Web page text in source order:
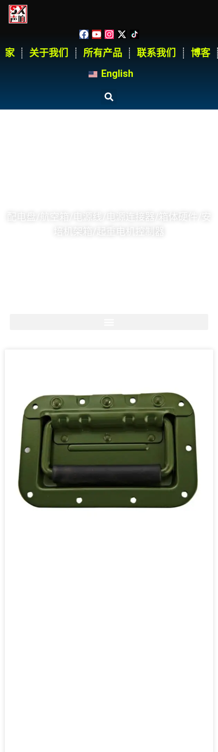
家 关于我们 所有产品 联系我们
博客
English
配电盘/航空箱/电源线/电源连接器/箱体硬件/安
培机架箱/起重电机控制器